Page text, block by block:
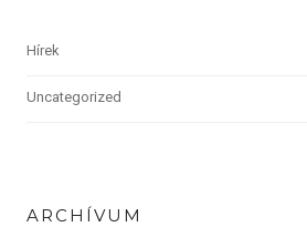
Hírek
Uncategorized
ARCHÍVUM